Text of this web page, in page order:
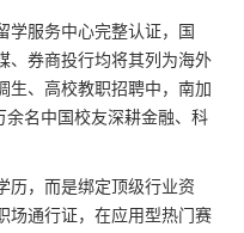
学服务中心完整认证，国
、券商投行均将其列为海外
生、高校教职招聘中，南加
名中国校友深耕金融、科
历，而是绑定顶级行业资
场通行证，在应用型热门赛